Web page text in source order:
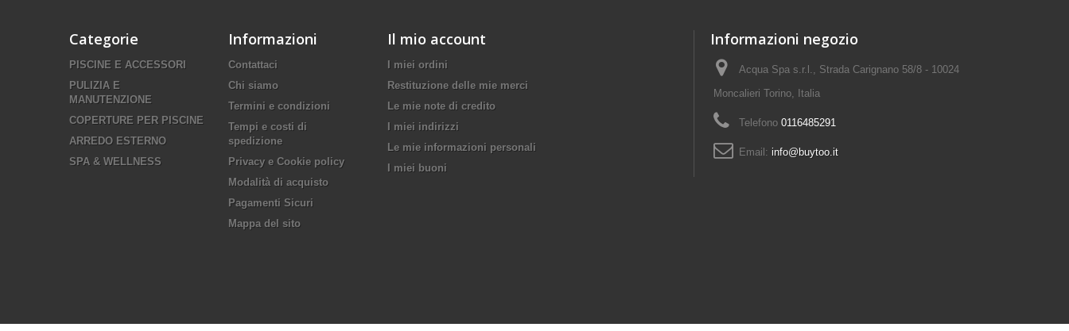
Categorie
PISCINE E ACCESSORI
PULIZIA E
MANUTENZIONE
COPERTURE PER PISCINE
ARREDO ESTERNO
SPA & WELLNESS
Informazioni
Contattaci
Chi siamo
Termini e condizioni
Tempi e costi di
spedizione
Privacy e Cookie policy
Modalità di acquisto
Pagamenti Sicuri
Mappa del sito
Il mio account
I miei ordini
Restituzione delle mie merci
Le mie note di credito
I miei indirizzi
Le mie informazioni personali
I miei buoni
Informazioni negozio
Acqua Spa s.r.l., Strada Carignano 58/8 - 10024
Moncalieri Torino, Italia
Telefono 0116485291
Email: info@buytoo.it